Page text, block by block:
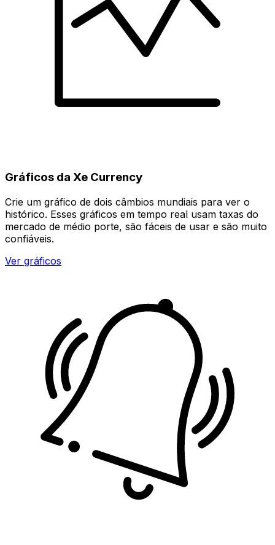
Gráficos da Xe Currency
Crie um gráfico de dois câmbios mundiais para ver o
histórico. Esses gráficos em tempo real usam taxas do
mercado de médio porte, são fáceis de usar e são muito
confiáveis.
Ver gráficos